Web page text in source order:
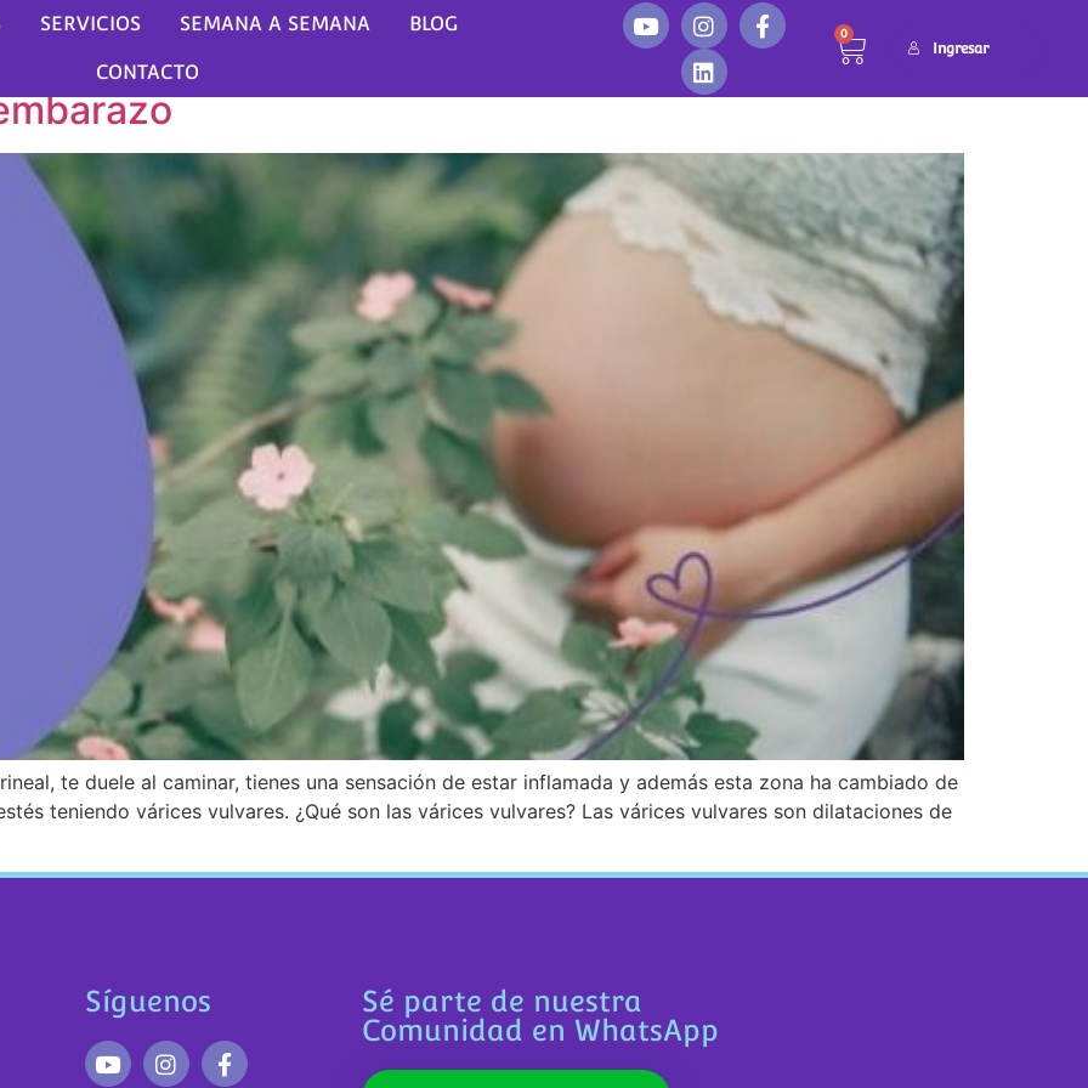
SERVICIOS SEMANA A SEMANA BLOG
CONTACTO
0
Ingresar
te duele al caminar, tienes una sensación de estar inflamada y además esta zona ha cambiado de
teniendo várices vulvares. ¿Qué son las várices vulvares? Las várices vulvares son dilataciones de
Síguenos
Sé parte de nuestra
Comunidad en WhatsApp